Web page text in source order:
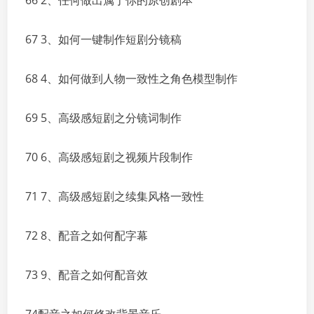
67 3、如何一键制作短剧分镜稿
68 4、如何做到人物一致性之角色模型制作
69 5、高级感短剧之分镜词制作
70 6、高级感短剧之视频片段制作
71 7、高级感短剧之续集风格一致性
72 8、配音之如何配字幕
73 9、配音之如何配音效